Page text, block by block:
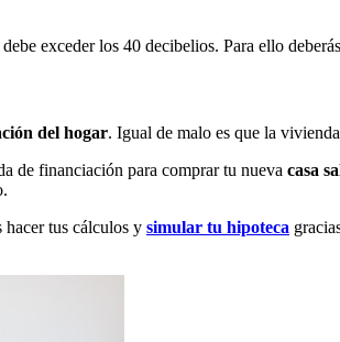
exceder los 40 decibelios. Para ello
del hogar. Igual de malo es que la
de financiación para comprar tu nueva casa
hacer tus cálculos y simular tu hipoteca